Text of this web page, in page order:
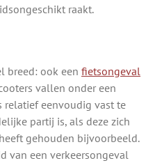
raakt.
breed: ook een fietsongeval
vallen onder een
relatief eenvoudig vast te
partij is, als deze zich
gehouden bijvoorbeeld.
van een verkeersongeval